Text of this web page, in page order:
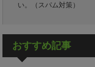
い。（スパム対策）
おすすめ記事